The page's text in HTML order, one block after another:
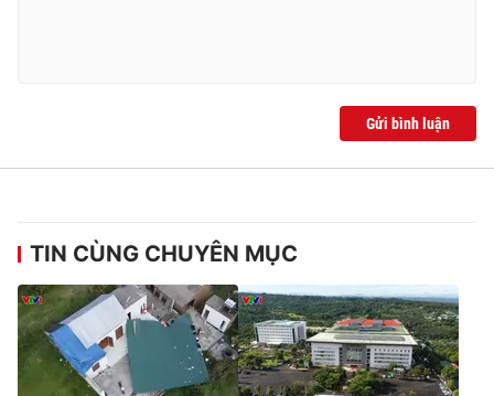
® Cấm sao chép dưới mọi hình thức nếu không có sự chấp
Gửi bình luận
TIN CÙNG CHUYÊN MỤC